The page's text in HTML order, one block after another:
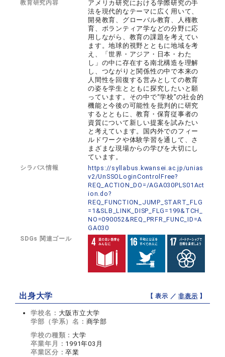
教育研究内容
アメリカ研究における学際研究の手
法を現代的なテーマに広く用いて、
開発教育、グローバル教育、人権教
育、ボランティア学などの分野に応
用しながら、教育の課題を考えてい
ます。地球的視野とともに地域を考
え、「世界・アジア・日本・わた
し」の中に存在する南北構造を理解
し、つながりと関係性の中で本来の
人間性を回復する営みとしての教育
の姿を学生とともに探究したいと願
っています。その中で“学校”の社会的
機能と今後の可能性を批判的に研究
するとともに、教育・保育従事者の
資質について新しい提案を試みたい
と考えています。国内外でのフィー
ルドワークや体験学習を通して、さ
まざまな現場からの学びを大切にし
ています。
シラバス情報
https://syllabus.kwansei.ac.jp/unias
v2/UnSSOLoginControlFree?
REQ_ACTION_DO=/AGA030PLS01Act
ion.do?
REQ_FUNCTION_JUMP_START_FLG
=1&SLB_LINK_DISP_FLG=199&TCH_
NO=090052&REQ_PRFR_FUNC_ID=A
GA030
SDGs 関連ゴール
出身大学 【 表示 ／非表示 】
学校名： 大阪市立大学
学部（学系）名： 商学部
学校の種類： 大学
卒業年月： 1991年03月
卒業区分：卒業